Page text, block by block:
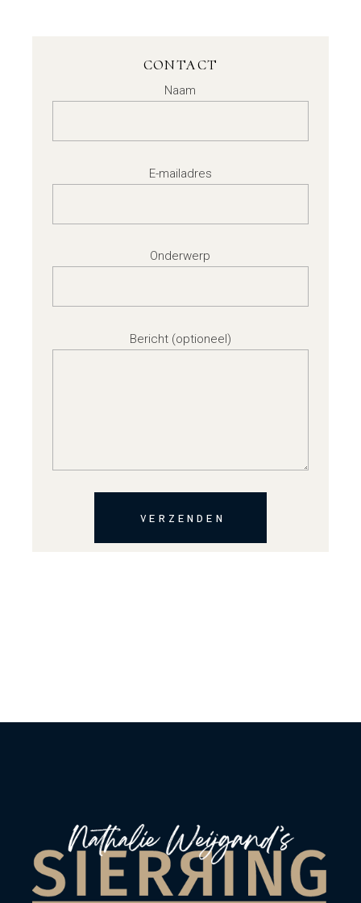
CONTACT
Naam
E-mailadres
Onderwerp
Bericht (optioneel)
VERZENDEN